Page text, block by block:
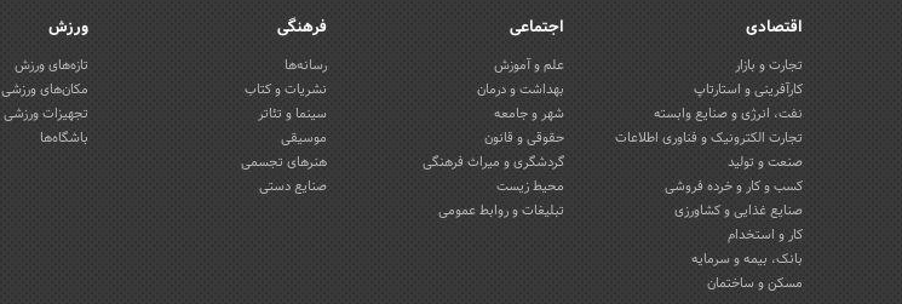
اقتصادی
تجارت و بازار
کارآفرینی و استارتاپ
نفت، انرژی و صنایع وابسته
تجارت الکترونیک و فناوری اطلاعات
صنعت و تولید
کسب و کار و خرده فروشی
صنایع غذایی و کشاورزی
کار و استخدام
بانک، بیمه و سرمایه
مسکن و ساختمان
اجتماعی
علم و آموزش
بهداشت و درمان
شهر و جامعه
حقوقی و قانون
گردشگری و میراث فرهنگی
محیط زیست
تبلیغات و روابط عمومی
فرهنگی
رسانه‌ها
نشریات و کتاب
سینما و تئاتر
موسیقی
هنرهای تجسمی
صنایع دستی
ورزش
تازه‌های ورزش
مکان‌های ورزشی
تجهیزات ورزشی
باشگاه‌ها